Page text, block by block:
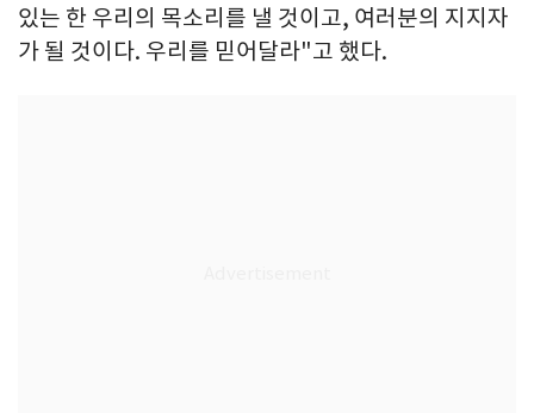
있는 한 우리의 목소리를 낼 것이고, 여러분의 지지자
가 될 것이다. 우리를 믿어달라"고 했다.